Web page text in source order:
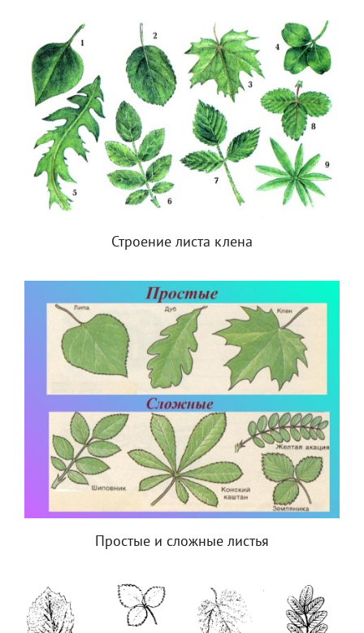
Строение листа клена
Простые и сложные листья